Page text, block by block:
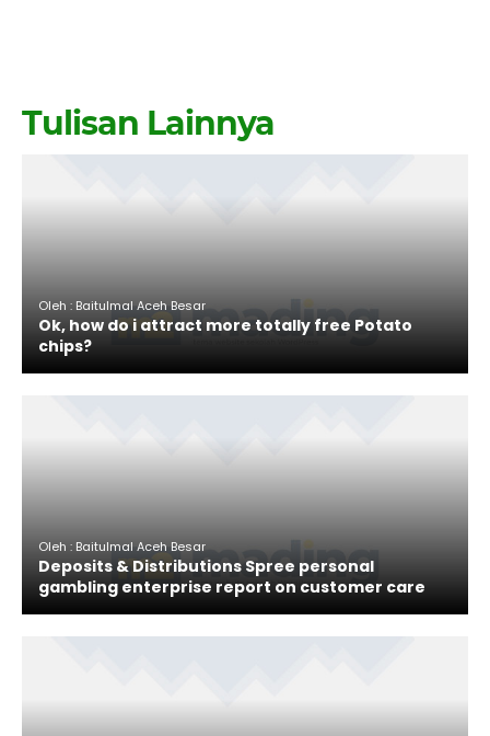
Tulisan Lainnya
Oleh : Baitulmal Aceh Besar
Ok, how do i attract more totally free Potato
chips?
Oleh : Baitulmal Aceh Besar
Deposits & Distributions Spree personal
gambling enterprise report on customer care